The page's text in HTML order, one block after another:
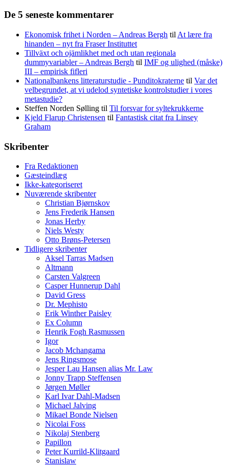
De 5 seneste kommentarer
Ekonomisk frihet i Norden – Andreas Bergh til At lære fra
hinanden – nyt fra Fraser Instituttet
Tillväxt och ojämlikhet med och utan regionala
dummyvariabler – Andreas Bergh til IMF og ulighed (måske)
III – empirisk fifleri
Nationalbankens litteraturstudie - Punditokraterne til Var det
velbegrundet, at vi udelod syntetiske kontrolstudier i vores
metastudie?
Steffen Norden Sølling til Til forsvar for syltekrukkerne
Kjeld Flarup Christensen til Fantastisk citat fra Linsey
Graham
Skribenter
Fra Redaktionen
Gæsteindlæg
Ikke-kategoriseret
Nuværende skribenter
Christian Bjørnskov
Jens Frederik Hansen
Jonas Herby
Niels Westy
Otto Brøns-Petersen
Tidligere skribenter
Aksel Tarras Madsen
Altmann
Carsten Valgreen
Casper Hunnerup Dahl
David Gress
Dr. Mephisto
Erik Winther Paisley
Ex Column
Henrik Fogh Rasmussen
Igor
Jacob Mchangama
Jens Ringsmose
Jesper Lau Hansen alias Mr. Law
Jonny Trapp Steffensen
Jørgen Møller
Karl Ivar Dahl-Madsen
Michael Jalving
Mikael Bonde Nielsen
Nicolai Foss
Nikolaj Stenberg
Papillon
Peter Kurrild-Klitgaard
Stanislaw